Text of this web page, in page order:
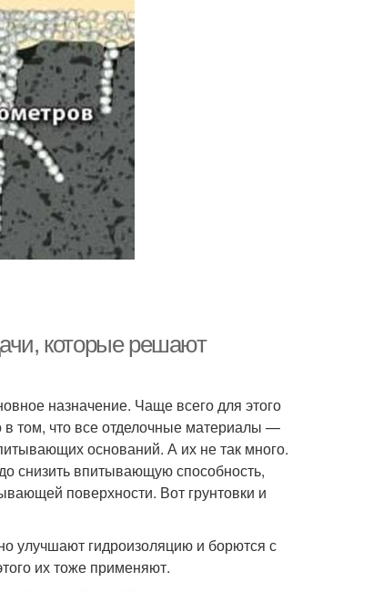
которые решают
назначение. Чаще всего для этого
в том, что все отделочные материалы —
оснований. А их не так много.
снизить впитывающую способность,
поверхности. Вот грунтовки и
улучшают гидроизоляцию и борются с
их тоже применяют.